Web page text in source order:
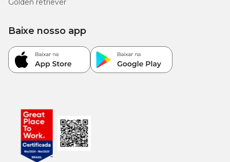
uma perfeita adaptação e aceitação, você pode seguir a sugestão
Golden retriever
Baixe nosso app